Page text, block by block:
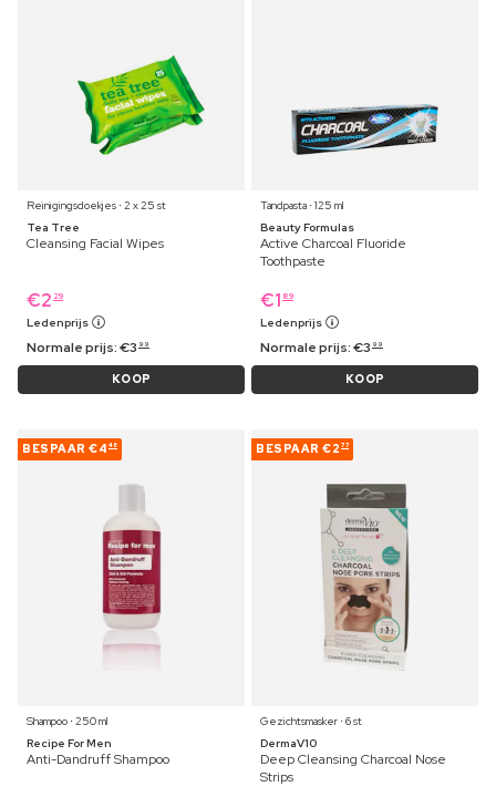
Reinigingsdoekjes ⋅ 2 x 25 st
Tea Tree
Cleansing Facial Wipes
€2 29
Ledenprijs
Normale prijs:€3 99
KOOP
Tandpasta ⋅ 125 ml
Beauty Formulas
Active Charcoal Fluoride
Toothpaste
€1 89
Ledenprijs
Normale prijs:€3 99
KOOP
BESPAAR €4 48
Shampoo ⋅ 250 ml
Recipe For Men
Anti-Dandruff Shampoo
BESPAAR €2 77
Gezichtsmasker ⋅ 6 st
DermaV10
Deep Cleansing Charcoal Nose
Strips